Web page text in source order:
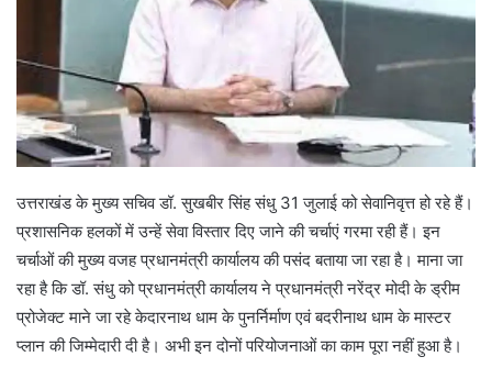
उत्तराखंड के मुख्य सचिव डॉ. सुखबीर सिंह संधु 31 जुलाई को सेवानिवृत्त हो रहे हैं।
प्रशासनिक हलकों में उन्हें सेवा विस्तार दिए जाने की चर्चाएं गरमा रही हैं। इन
चर्चाओं की मुख्य वजह प्रधानमंत्री कार्यालय की पसंद बताया जा रहा है। माना जा
रहा है कि डॉ. संधु को प्रधानमंत्री कार्यालय ने प्रधानमंत्री नरेंद्र मोदी के ड्रीम
प्रोजेक्ट माने जा रहे केदारनाथ धाम के पुनर्निर्माण एवं बदरीनाथ धाम के मास्टर
प्लान की जिम्मेदारी दी है। अभी इन दोनों परियोजनाओं का काम पूरा नहीं हुआ है।